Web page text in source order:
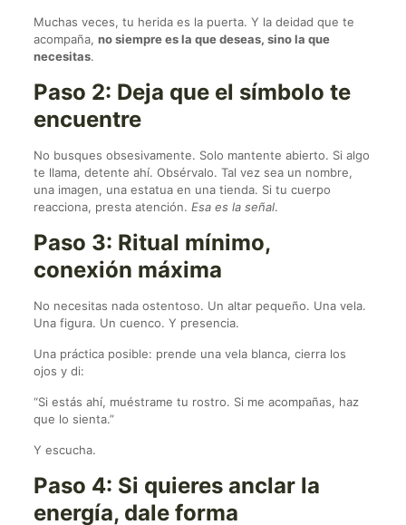
Muchas veces, tu herida es la puerta. Y la deidad que te
acompaña, no siempre es la que deseas, sino la que
necesitas.
Paso 2: Deja que el símbolo te
encuentre
No busques obsesivamente. Solo mantente abierto. Si algo
te llama, detente ahí. Obsérvalo. Tal vez sea un nombre,
una imagen, una estatua en una tienda. Si tu cuerpo
reacciona, presta atención. Esa es la señal.
Paso 3: Ritual mínimo,
conexión máxima
No necesitas nada ostentoso. Un altar pequeño. Una vela.
Una figura. Un cuenco. Y presencia.
Una práctica posible: prende una vela blanca, cierra los
ojos y di:
“Si estás ahí, muéstrame tu rostro. Si me acompañas, haz
que lo sienta.”
Y escucha.
Paso 4: Si quieres anclar la
energía, dale forma